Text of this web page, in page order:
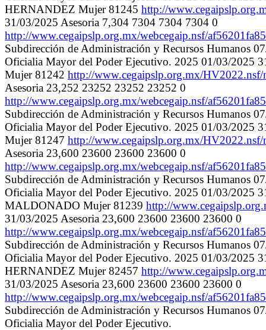
HERNANDEZ Mujer 81245 http://
31/03/2025 Asesoria 7,304 7304 7304 7304 0
http://www.cegaipslp.org.mx/webcegaip.nsf/
Subdirección de Administración y Recursos Humanos
Oficialia Mayor del Poder Ejecutivo. 2025 01/03/2025
Mujer 81242 http://www.cegaipslp.org.mx/
Asesoria 23,252 23252 23252 23252 0
http://www.cegaipslp.org.mx/webcegaip.nsf/
Subdirección de Administración y Recursos Humanos
Oficialia Mayor del Poder Ejecutivo. 2025 01/03/2025
Mujer 81247 http://www.cegaipslp.org.mx/
Asesoria 23,600 23600 23600 23600 0
http://www.cegaipslp.org.mx/webcegaip.nsf/
Subdirección de Administración y Recursos Humanos
Oficialia Mayor del Poder Ejecutivo. 2025 01/03/2025
MALDONADO Mujer 81239 http://
31/03/2025 Asesoria 23,600 23600 23600 23600 0
http://www.cegaipslp.org.mx/webcegaip.nsf/
Subdirección de Administración y Recursos Humanos
Oficialia Mayor del Poder Ejecutivo. 2025 01/03/2025
HERNANDEZ Mujer 82457 http://
31/03/2025 Asesoria 23,600 23600 23600 23600 0
http://www.cegaipslp.org.mx/webcegaip.nsf/
Subdirección de Administración y Recursos Humanos
Oficialia Mayor del Poder Ejecutivo.